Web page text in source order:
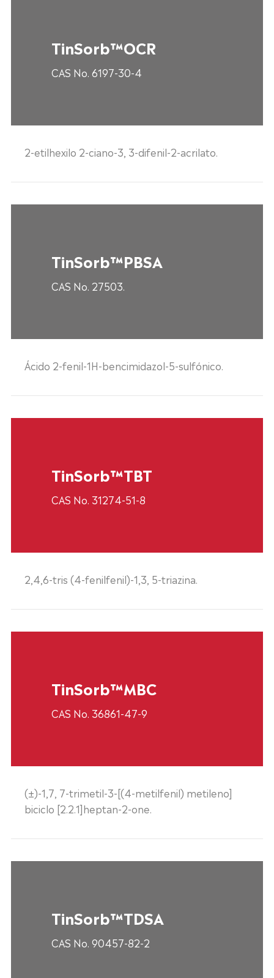
TinSorb™OCR
CAS No. 6197-30-4
2-etilhexilo 2-ciano-3, 3-difenil-2-acrilato.
TinSorb™PBSA
CAS No. 27503.
Ácido 2-fenil-1H-bencimidazol-5-sulfónico.
TinSorb™TBT
CAS No. 31274-51-8
2,4,6-tris (4-fenilfenil)-1,3, 5-triazina.
TinSorb™MBC
CAS No. 36861-47-9
(±)-1,7, 7-trimetil-3-[(4-metilfenil) metileno]
biciclo [2.2.1]heptan-2-one.
TinSorb™TDSA
CAS No. 90457-82-2